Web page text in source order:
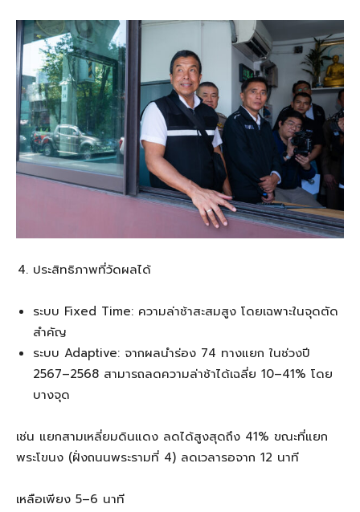
ประสิทธิภาพที่วัดผลได้
ระบบ Fixed Time: ความล่าช้าสะสมสูง โดยเฉพาะในจุดตัด
สำคัญ
ระบบ Adaptive: จากผลนำร่อง 74 ทางแยก ในช่วงปี
2567–2568 สามารถลดความล่าช้าได้เฉลี่ย 10–41% โดย
บางจุด
เช่น แยกสามเหลี่ยมดินแดง ลดได้สูงสุดถึง 41% ขณะที่แยก
พระโขนง (ฝั่งถนนพระรามที่ 4) ลดเวลารอจาก 12 นาที
เหลือเพียง 5–6 นาที